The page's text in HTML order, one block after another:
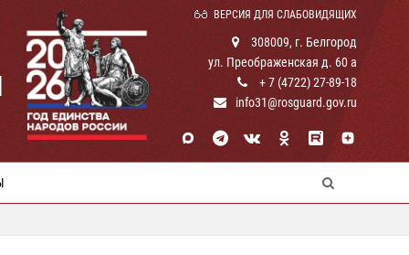
ВЕРСИЯ ДЛЯ СЛАБОВИДЯЩИХ
308009, г. Белгород
ул. Преображенская д. 60 а
+ 7 (4722) 27-89-18
info31@rosguard.gov.ru